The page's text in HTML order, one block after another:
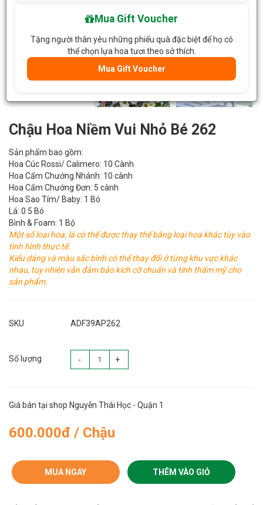
Chậu Hoa Niềm Vui Nhỏ Bé 262
Sản phẩm bao gồm:
Hoa Cúc Rossi/ Calimero: 10 Cành
Hoa Cẩm Chướng Nhánh: 10 cành
Hoa Cẩm Chướng Đơn: 5 cành
Hoa Sao Tím/ Baby: 1 Bó
Lá: 0.5 Bó
Bình & Foam: 1 Bộ
Một số loại hoa, lá có thể được thay thế bằng loại hoa khác tùy vào
tình hình thực tế.
Kiểu dáng và màu sắc bình có thể thay đổi ở từng khu vực khác
nhau, tuy nhiên vẫn đảm bảo kích cỡ chuẩn và tính thẩm mỹ cho
sản phẩm.
SKU ADF39AP262
Số lượng - +
Giá bán tại shop Nguyễn Thái Học - Quận 1
600.000đ / Chậu
MUA NGAY THÊM VÀO GIỎ
Mua Gift Voucher
Tặng người thân yêu những phiếu quà đặc biệt để họ có
thể chọn lựa hoa tươi theo sở thích.
Mua Gift Voucher